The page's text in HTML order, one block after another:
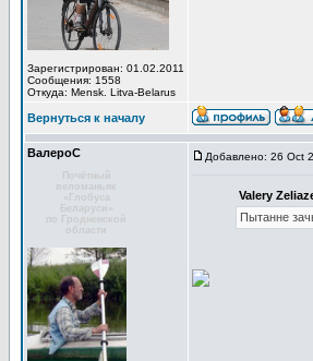
Зарегистрирован: 01.02.2011
Сообщения: 1558
Откуда: Mensk. Litva-Belarus
Вернуться к началу
ВалероС
Почётный
веломаньяк
«Глобуса
Беларуси»
по Гродненской
области
Добавлено: 26 Oct
Valery
Пытанне